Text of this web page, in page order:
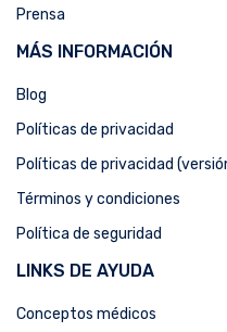
Prensa
MÁS INFORMACIÓN
Blog
Políticas de privacidad
Políticas de privacidad
Términos y condiciones
Política de seguridad
LINKS DE AYUDA
Conceptos médicos